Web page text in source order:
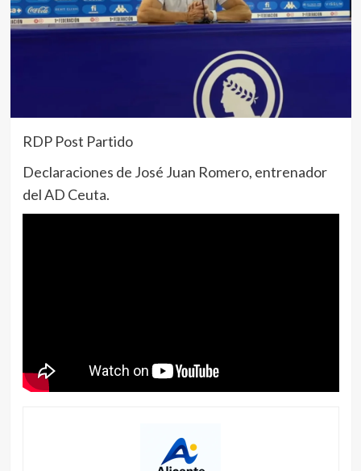
RDP Post Partido
Declaraciones de José Juan Romero, entrenador
del AD Ceuta.